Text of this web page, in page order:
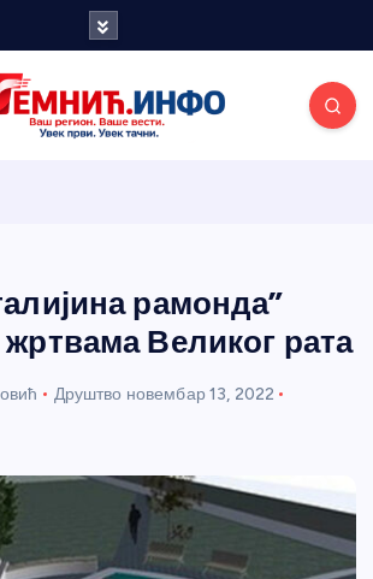
и портал
рамонда”
Великог рата
Друштво новембар 13, 2022